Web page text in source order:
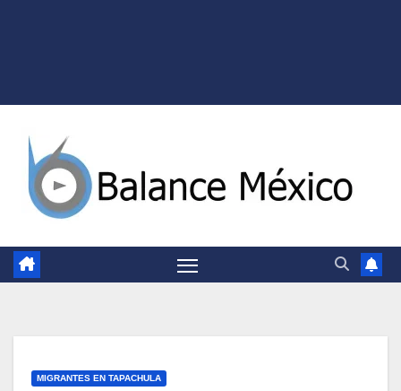
MIGRANTES EN TAPACHULA